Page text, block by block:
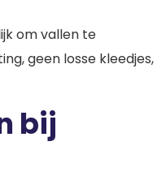
om vallen te
geen losse kleedjes,
bij